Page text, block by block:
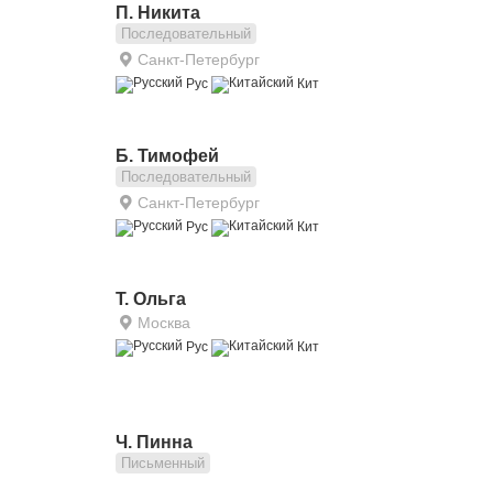
П. Никита
Последовательный
Санкт-Петербург
Рус Кит
Б. Тимофей
Последовательный
Санкт-Петербург
Рус Кит
Т. Ольга
Москва
Рус Кит
Ч. Пинна
Письменный